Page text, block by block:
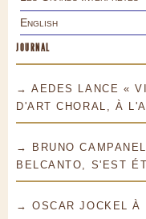
English
JOURNAL
→ AEDES LANCE «
D'ART CHORAL, À
→ BRUNO
BELCANTO, S'EST
→ OSCAR JOCKEL À